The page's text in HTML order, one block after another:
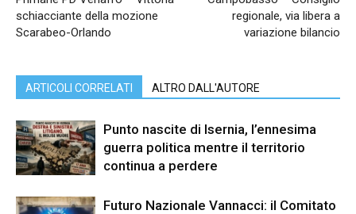
schiacciante della mozione
Scarabeo-Orlando
regionale, via libera a
variazione bilancio
ARTICOLI CORRELATI ALTRO DALL'AUTORE
Punto nascite di Isernia, l’ennesima
guerra politica mentre il territorio
continua a perdere
Futuro Nazionale Vannacci: il Comitato